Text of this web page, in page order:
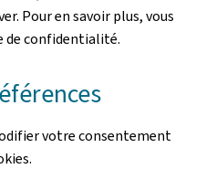
Pour en savoir plus, vous
de confidentialité.
votre consentement